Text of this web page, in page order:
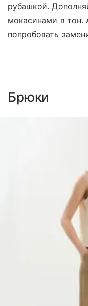
рубашкой.
мокасинами в тон.
попробовать
Брюки